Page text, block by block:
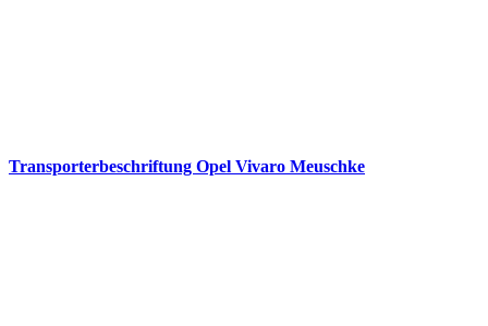
Transporterbeschriftung Opel Vivaro Meuschke